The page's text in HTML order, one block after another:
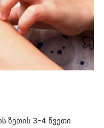
ზეთის 3-4 წვეთი